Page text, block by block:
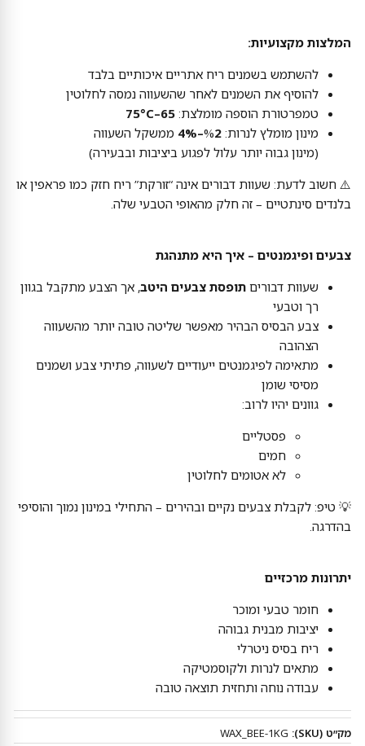
המלצות מקצועיות:
להשתמש בשמנים ריח אתריים איכותיים בלבד
להוסיף את השמנים לאחר שהשעווה נמסה לחלוטין
טמפרטורת הוספה מומלצת: 65–75°C
מינון מומלץ לנרות: % 2–4%
ממשקל השעווה
(מינון גבוה יותר עלול לפגוע ביציבות ובבעירה)
⚠️ חשוב לדעת: שעוות דבורים אינה “זורקת” ריח חזק כמו פראפין או
בלנדים סינתטיים – זה חלק מהאופי הטבעי שלה.
צבעים ופיגמנטים – איך היא מתנהגת
שעוות דבורים תופסת צבעים היטב, אך הצבע מתקבל בגוון
רך וטבעי
צבע הבסיס הבהיר מאפשר שליטה טובה יותר מהשעווה
הצהובה
מתאימה לפיגמנטים ייעודיים לשעווה, פתיתי צבע ושמנים
מסיסי שומן
גוונים יהיו לרוב:
פסטליים
חמים
לא אטומים לחלוטין
💡 טיפ: לקבלת צבעים נקיים ובהירים – התחילי במינון נמוך והוסיפי
בהדרגה.
יתרונות מרכזיים
חומר טבעי ומוכר
יציבות מבנית גבוהה
ריח בסיס ניטרלי
מתאים לנרות ולקוסמטיקה
עבודה נוחה ותחזית תוצאה טובה
מק״ט (SKU): WAX_BEE-1KG